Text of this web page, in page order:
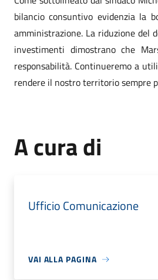
bilancio consuntivo evidenzia la
amministrazione. La riduzione del
investimenti dimostrano che
responsabilità. Continueremo a
rendere il nostro territorio sempre
A cura di
Ufficio Comunicazione
VAI ALLA PAGINA